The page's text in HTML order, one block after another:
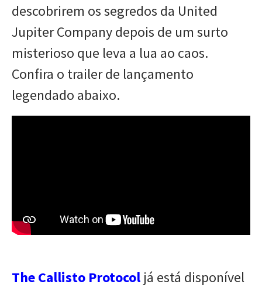
descobrirem os segredos da United
Jupiter Company depois de um surto
misterioso que leva a lua ao caos.
Confira o trailer de lançamento
legendado abaixo.
The Callisto Protocol já está disponível